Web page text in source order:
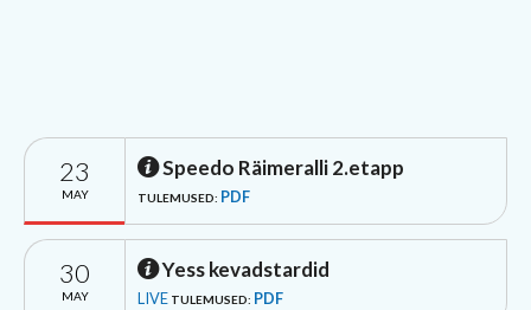
23
MAY
Speedo Räimeralli 2.etapp
TULEMUSED: PDF
30
MAY
Yess kevadstardid
LIVE TULEMUSED: PDF